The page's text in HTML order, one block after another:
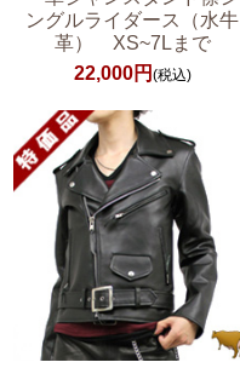
ングルライダース（水牛
革） XS~7Lまで
22,000円 (税込)